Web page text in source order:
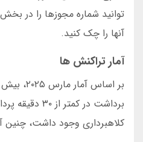
توانید شماره مجوزها را در
آنها را چک کنید.
آمار تراکنش ها
برداشت در کمتر
کلاهبرداری وجود داشت، چنین